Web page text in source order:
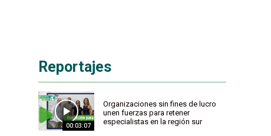
Reportajes
00:03:07
Organizaciones sin fines de lucro
unen fuerzas para retener
especialistas en la región sur